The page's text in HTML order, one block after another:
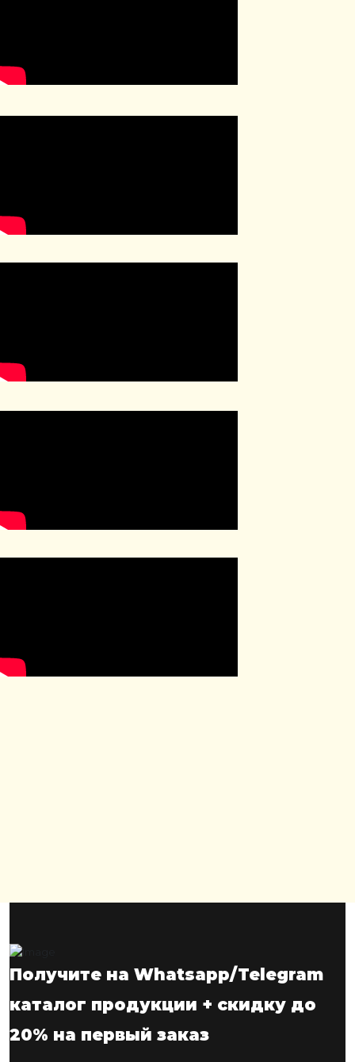
Получите на Whatsapp/Telegram
каталог продукции + скидку до
20% на первый заказ